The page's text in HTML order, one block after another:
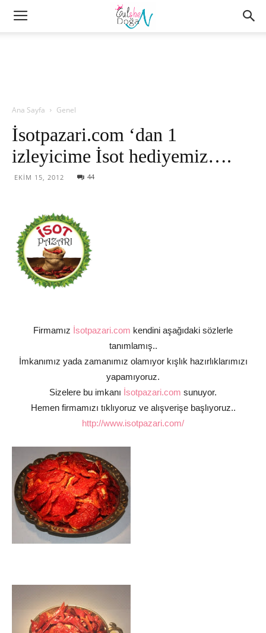
Ana Sayfa Genel
İsotpazari.com ‘dan 1
izleyicime İsot hediyemiz….
EKIM 15, 2012 44
Firmamız İsotpazari.com kendini aşağıdaki sözlerle
tanımlamış..
İmkanımız yada zamanımız olamıyor kışlık hazırlıklarımızı
yapamıyoruz.
Sizelere bu imkanı İsotpazari.com sunuyor.
Hemen firmamızı tıklıyoruz ve alışverişe başlıyoruz..
http://www.isotpazari.com/